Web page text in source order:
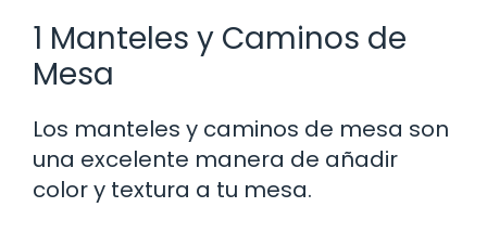
1 Manteles y Caminos de
Mesa
Los manteles y caminos de mesa son
una excelente manera de añadir
color y textura a tu mesa.